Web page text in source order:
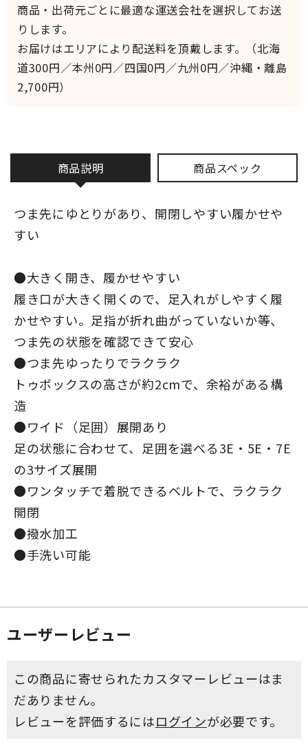
商品説明 商品スペック
つま先にゆとりがあり、開閉しやすい履かせや
すい
●大きく開き、履かせやすい
履き口が大きく開くので、足入れがしやすく履
かせやすい。足指が折れ曲がっていないか等、
つま先の状態を確認できて安心
●つま先ゆったりでラクラク
トゥボックスの高さが約2cmで、余裕がある構
造
●ワイド（足囲）展開あり
足の状態に合わせて、足囲を選べる3E・5E・7E
の3サイズ展開
●ワンタッチで着脱できるベルトで、ラクラク
開閉
●撥水加工
●手洗い可能
商品・出荷元ごとに最適な運送会社を選択してお送
りします。
お届けはエリアにより配送料を頂戴します。（北海
道300円／本州0円／四国0円／九州0円／沖縄・離島
2,700円）
ユーザーレビュー
この商品に寄せられたカスタマーレビューはま
だありません。
レビューを評価するにはログインが必要です。